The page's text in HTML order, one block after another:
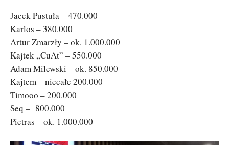
Jacek Pustuła – 470.000
Karlos – 380.000
Artur Zmarzły – ok. 1.000.000
Kajtek „CuAt” – 550.000
Adam Milewski – ok. 850.000
Kajtem – niecałe 200.000
Timooo – 200.000
Seq – 800.000
Pietras – ok. 1.000.000